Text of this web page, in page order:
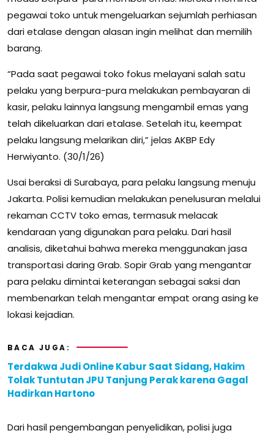
pegawai toko untuk mengeluarkan sejumlah perhiasan
dari etalase dengan alasan ingin melihat dan memilih
barang.
“Pada saat pegawai toko fokus melayani salah satu
pelaku yang berpura-pura melakukan pembayaran di
kasir, pelaku lainnya langsung mengambil emas yang
telah dikeluarkan dari etalase. Setelah itu, keempat
pelaku langsung melarikan diri,” jelas AKBP Edy
Herwiyanto. (30/1/26)
Usai beraksi di Surabaya, para pelaku langsung menuju
Jakarta. Polisi kemudian melakukan penelusuran melalui
rekaman CCTV toko emas, termasuk melacak
kendaraan yang digunakan para pelaku. Dari hasil
analisis, diketahui bahwa mereka menggunakan jasa
transportasi daring Grab. Sopir Grab yang mengantar
para pelaku dimintai keterangan sebagai saksi dan
membenarkan telah mengantar empat orang asing ke
lokasi kejadian.
BACA JUGA:
Terdakwa Judi Online Kabur Saat Sidang, Hakim
Tolak Tuntutan JPU Tanjung Perak karena Gagal
Hadirkan Hartono
Dari hasil pengembangan penyelidikan, polisi juga